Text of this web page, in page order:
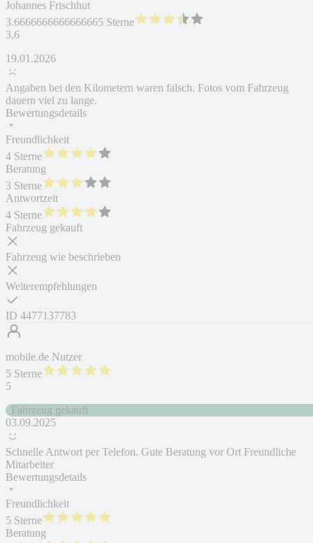
Johannes Frischhut
3.6666666666666665 Sterne
3,6
19.01.2026
Angaben bei den Kilometern waren falsch. Fotos vom Fahrzeug
dauern viel zu lange.
Bewertungsdetails
Freundlichkeit
4 Sterne
Beratung
3 Sterne
Antwortzeit
4 Sterne
Fahrzeug gekauft
Fahrzeug wie beschrieben
Weiterempfehlungen
ID 4477137783
mobile.de Nutzer
5 Sterne
5
Fahrzeug gekauft
03.09.2025
Schnelle Antwort per Telefon. Gute Beratung vor Ort Freundliche
Mitarbeiter
Bewertungsdetails
Freundlichkeit
5 Sterne
Beratung